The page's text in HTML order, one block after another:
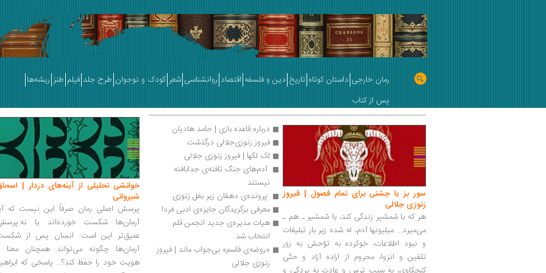
رمان خارجی داستان کوتاه تاریخ دین و فلسفه اقتصاد روانشناسی شعر کودک و نوجوان طرح جلد فیلم طنز ریشه‌ها
پس از کتاب
سور بز یا جشنی برای تمام فصول | فیروز
زنوزی جلالی
هر که با شمشیر زندگی کند، با شمشیر ـ هم ـ‌
می‌میرد... میلیونها آدم، له شده زیر بار تبلیغات
و نبود اطلاعات، خوکرده به توّحش به زور
تلقین و انزوا، محروم از اراده آزاد و حتّی
درباره قاعده بازی | حامد هادیان
فیروز زنوزی‌جلالی درگذشت
لک لکها | فیروز زنوزی جلالی
نیستند
پرونده‌ی دهقان زیر بغل زنوزی
معرفی برگزیدگان جایزه‌ی ادبی فردا
انتخاب شد
زنوزی جلالی
خوانشی تحلیلی از آینه‌های دردار |
شیروانی
پرسش اصلی رمان صرفاً این نیست که
آرمان‌ها شکست خورده‌اند یا
عمیق‌تر این است: انسان پس از
آرمان‌ها چگونه می‌تواند همچنان معنا
هویت خود را حفظ کند؟... پاسخی که